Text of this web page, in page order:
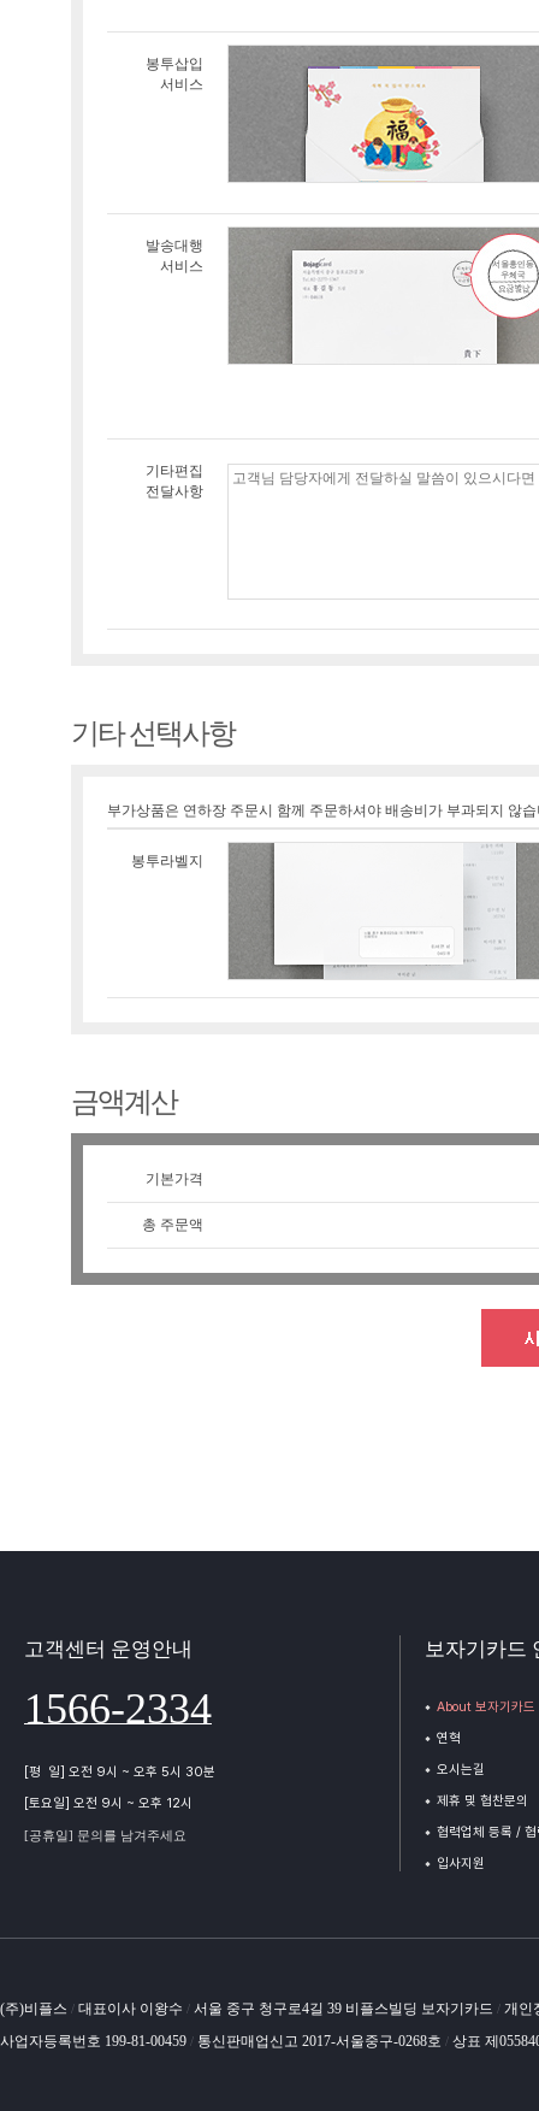
봉투삽입
서비스
발송대행
서비스
기타편집
전달사항
기타 선택사항
부가상품은 연하장 주문시 함께 주문하셔야 배송비가 부과되지 않
봉투라벨지
금액계산
기본가격
총 주문액
고객센터 운영안내
1566-2334
[평 일] 오전 9시 ~ 오후 5시 30분
[토요일] 오전 9시 ~ 오후 12시
[공휴일] 문의를 남겨주세요
보자기카드
About 보자기카드
연혁
오시는길
제휴 및 협찬문의
협력업체 등록 /
입사지원
(주)비플스 / 대표이사 이왕수 / 서울 중구 청구로4길 39 비플스빌딩 보자기카드 / 개인
사업자등록번호 199-81-00459 / 통신판매업신고 2017-서울중구-0268호 / 상표 제